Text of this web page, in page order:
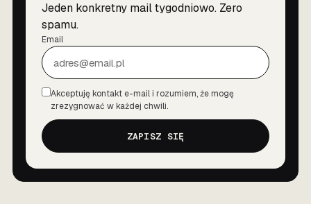
Jeden konkretny mail tygodniowo. Zero
spamu.
Email
Zgoda
Akceptuję kontakt e-mail i rozumiem, że mogę
zrezygnować w każdej chwili.
ZAPISZ SIĘ